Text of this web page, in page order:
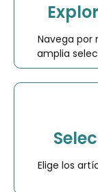
Navega por
amplia
Elige los